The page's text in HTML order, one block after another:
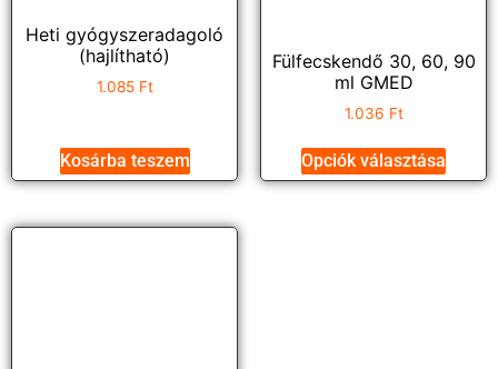
Heti gyógyszeradagoló
(hajlítható)
1.085 Ft
Kosárba teszem
Fülfecskendő 30, 60, 90
ml GMED
1.036 Ft
Opciók választása